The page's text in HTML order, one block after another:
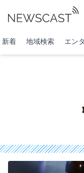
新着 地域検索 エン